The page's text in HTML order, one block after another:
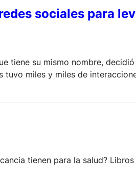
sociales para
tiene su mismo nombre,
tuvo miles y miles de
tienen para la salud?